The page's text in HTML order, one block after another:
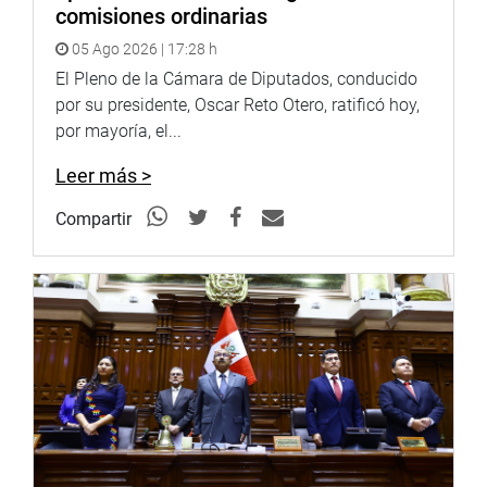
CREACIÓN DE LA ESCUELA NACIONAL DE JUSTICIA
El informe establece que toda referencia a la Junta
Nacional de Justicia (JNJ) y a la Academia de la
Magistratura deberá entenderse, una vez en
nueva entidad responsable de la formación, selección y
evaluación de magistrados.
Directivo de esta nueva institución se realizará seis meses
antes de concluir el mandato de los actuales miembros
de la JNJ. Asimismo, la JNJ deberá organizar de manera
anticipada el proceso de transición para garantizar una
instalación oportuna.
El Consejo Directivo deberá instalarse dentro de los 10
días calendario posteriores a su designación.
comisiones ordinarias
05 Ago 2026 | 17:28 h
El Pleno de la Cámara de Diputados, conducido
por su presidente, Oscar Reto Otero, ratificó hoy,
por mayoría, el...
Leer más >
Compartir